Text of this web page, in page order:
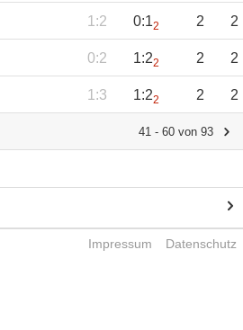
1:2 0:12 2 2
0:2 1:22 2 2
1:3 1:22 2 2
41 - 60 von 93
Impressum Datenschutz